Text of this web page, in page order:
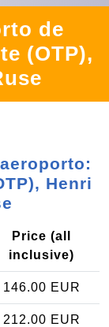
de
(OTP),
Henri
Price (all
inclusive)
146.00 EUR
212.00 EUR